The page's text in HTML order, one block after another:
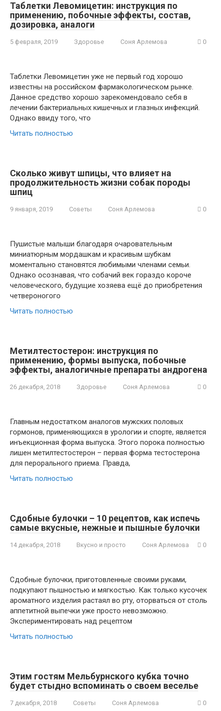
Таблетки Левомицетин: инструкция по
применению, побочные эффекты, состав,
дозировка, аналоги
5 февраля, 2019 Здоровье Соня Арлемова 0
Таблетки Левомицетин уже не первый год хорошо
известны на российском фармакологическом рынке.
Данное средство хорошо зарекомендовало себя в
лечении бактериальных кишечных и глазных инфекций.
Однако ввиду того, что
Читать полностью
Сколько живут шпицы, что влияет на
продолжительность жизни собак породы
шпиц
9 января, 2019 Советы Соня Арлемова 0
Пушистые малыши благодаря очаровательным
миниатюрным мордашкам и красивым шубкам
моментально становятся любимыми членами семьи.
Однако осознавая, что собачий век гораздо короче
человеческого, будущие хозяева ещё до приобретения
четвероногого
Читать полностью
Метилтестостерон: инструкция по
применению, формы выпуска, побочные
эффекты, аналогичные препараты андрогена
26 декабря, 2018 Здоровье Соня Арлемова 0
Главным недостатком аналогов мужских половых
гормонов, применяющихся в урологии и спорте, является
инъекционная форма выпуска. Этого порока полностью
лишен метилтестостерон – первая форма тестостерона
для перорального приема. Правда,
Читать полностью
Сдобные булочки – 10 рецептов, как испечь
самые вкусные, нежные и пышные булочки
14 декабря, 2018 Вкусно и просто Соня Арлемова 0
Сдобные булочки, приготовленные своими руками,
подкупают пышностью и мягкостью. Как только кусочек
ароматного изделия растаял во рту, оторваться от столь
аппетитной выпечки уже просто невозможно.
Экспериментировать над рецептом
Читать полностью
Этим гостям Мельбурнского кубка точно
будет стыдно вспоминать о своем веселье
7 декабря, 2018 Советы Соня Арлемова 0